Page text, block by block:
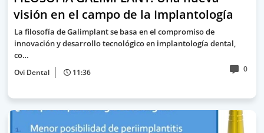
visión en el campo de la Implantología
La filosofía de Galimplant se basa en el compromiso de
innovación y desarrollo tecnológico en implantología dental,
co…
Ovi Dental 11:36 0